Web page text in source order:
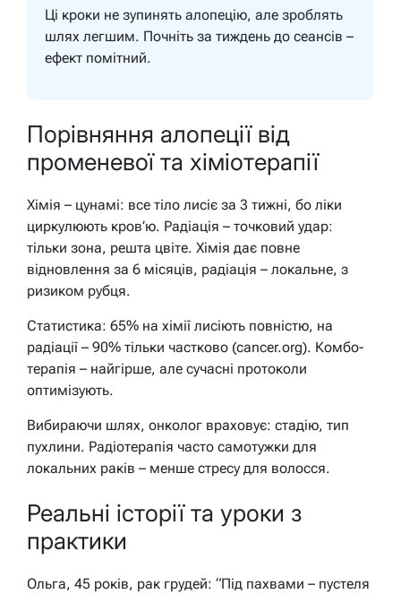
Ці кроки не зупинять алопецію, але зроблять
шлях легшим. Почніть за тиждень до сеансів –
ефект помітний.
Порівняння алопеції від
променевої та хіміотерапії
Хімія – цунамі: все тіло лисіє за 3 тижні, бо ліки
циркулюють кров’ю. Радіація – точковий удар:
тільки зона, решта цвіте. Хімія дає повне
відновлення за 6 місяців, радіація – локальне, з
ризиком рубця.
Статистика: 65% на хімії лисіють повністю, на
радіації – 90% тільки частково (cancer.org). Комбо-
терапія – найгірше, але сучасні протоколи
оптимізують.
Вибираючи шлях, онколог враховує: стадію, тип
пухлини. Радіотерапія часто самотужки для
локальних раків – менше стресу для волосся.
Реальні історії та уроки з
практики
Ольга, 45 років, рак грудей: “Під пахвами – пустеля